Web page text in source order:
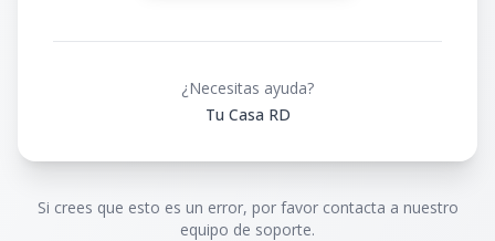
¿Necesitas ayuda?
Tu Casa RD
Si crees que esto es un error, por favor contacta a nuestro
equipo de soporte.